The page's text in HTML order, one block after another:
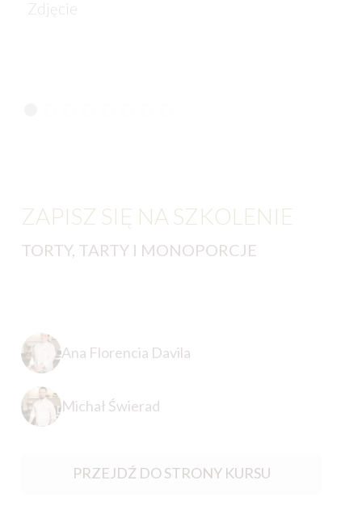
Zdjęcie
ZAPISZ SIĘ NA SZKOLENIE
TORTY, TARTY I MONOPORCJE
Ana Florencia Davila
Michał Świerad
PRZEJDŹ DO STRONY KURSU